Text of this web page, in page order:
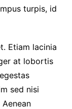
turpis, id
Etiam lacinia
at lobortis
sed nisi